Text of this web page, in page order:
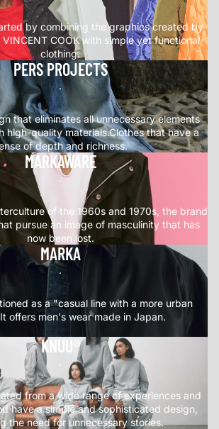
by combining the graphics created by
COOK with simple yet functional
clothing.
PERS PROJECTS
.
that eliminates all unnecessary elements
high-quality materials.Clothes that have a
of depth and richness.
MARKAWARE
.
of the 1960s and 1970s, the brand
pursue an image of masculinity that has
now been lost.
MARKA
.
as a "casual line with a more urban
offers men's wear made in Japan.
KNUU®
from a wide range of experiences and
have a simple and sophisticated design,
the need for unnecessary stories.